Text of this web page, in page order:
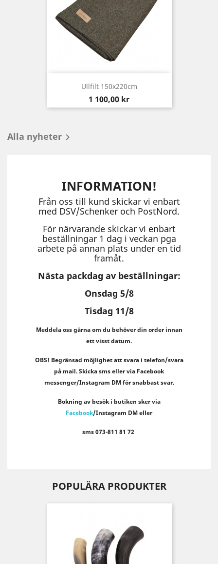
Ullfilt 150x220cm
Pris
1 100,00 kr
Alla nyheter 
INFORMATION!
Från oss till kund skickar vi enbart
med DSV/Schenker och PostNord.
För närvarande skickar vi enbart
beställningar 1 dag i veckan pga
arbete på annan plats under en tid
framåt.
Nästa packdag av beställningar:
Onsdag 5/8
Tisdag 11/8
Meddela oss gärna om du behöver din order innan
ett visst datum.
OBS! Begränsad möjlighet att svara i telefon/svara
på mail. Skicka sms eller via Facebook
messenger/Instagram DM för snabbast svar.
Bokning av besök i butiken sker via
Facebook/Instagram DM eller
sms073-811 81 72
POPULÄRA PRODUKTER